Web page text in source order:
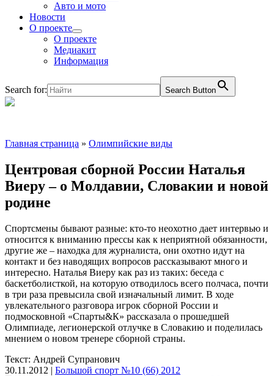
Авто и мото
Новости
О проекте
О проекте
Медиакит
Информация
Search for: Search Button
Главная страница » Олимпийские виды
Центровая сборной России Наталья
Виеру – о Молдавии, Словакии и новой
родине
Спортсмены бывают разные: кто-то неохотно дает интервью и
относится к вниманию прессы как к неприятной обязанности,
другие же – находка для журналиста, они охотно идут на
контакт и без наводящих вопросов рассказывают много и
интересно. Наталья Виеру как раз из таких: беседа с
баскетболисткой, на которую отводилось всего полчаса, почти
в три раза превысила свой изначальный лимит. В ходе
увлекательного разговора игрок сборной России и
подмосковной «Спарты&К» рассказала о прошедшей
Олимпиаде, легионерской отлучке в Словакию и поделилась
мнением о новом тренере сборной страны.
Текст: Андрей Супранович
30.11.2012 | Большой спорт №10 (66) 2012